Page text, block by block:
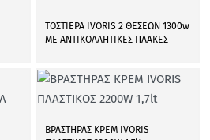
ΤΟΣΤΙΕΡΑ IVORIS 2 ΘΕΣΕΩΝ 1300w
ΜΕ ΑΝΤΙΚΟΛΛΗΤΙΚΕΣ ΠΛΑΚΕΣ
ΒΡΑΣΤΗΡΑΣ ΚΡΕΜ IVORIS